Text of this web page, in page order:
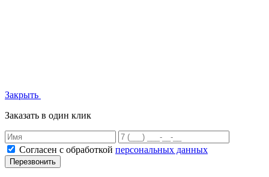
Закрыть
Заказать в один клик
Согласен с обработкой персональных данных
Перезвонить